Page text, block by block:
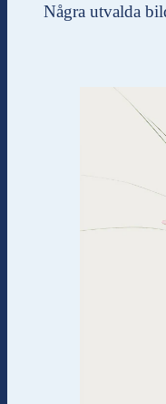
Några utvalda